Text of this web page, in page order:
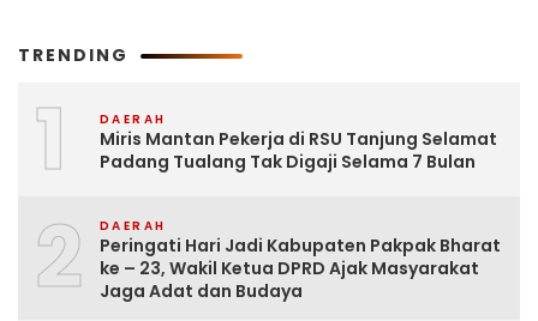
TRENDING
1 DAERAH
Miris Mantan Pekerja di RSU Tanjung Selamat
Padang Tualang Tak Digaji Selama 7 Bulan
2 DAERAH
Peringati Hari Jadi Kabupaten Pakpak Bharat
ke – 23, Wakil Ketua DPRD Ajak Masyarakat
Jaga Adat dan Budaya